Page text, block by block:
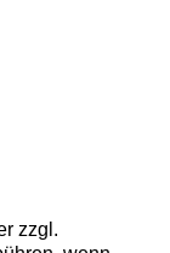
zzgl.